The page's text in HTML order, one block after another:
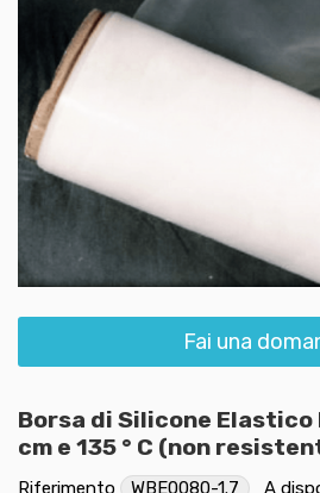
Fai una
Borsa di Silicone Elastico
cm e 135 ° C (non
Riferimento WBE0080-1.7 A